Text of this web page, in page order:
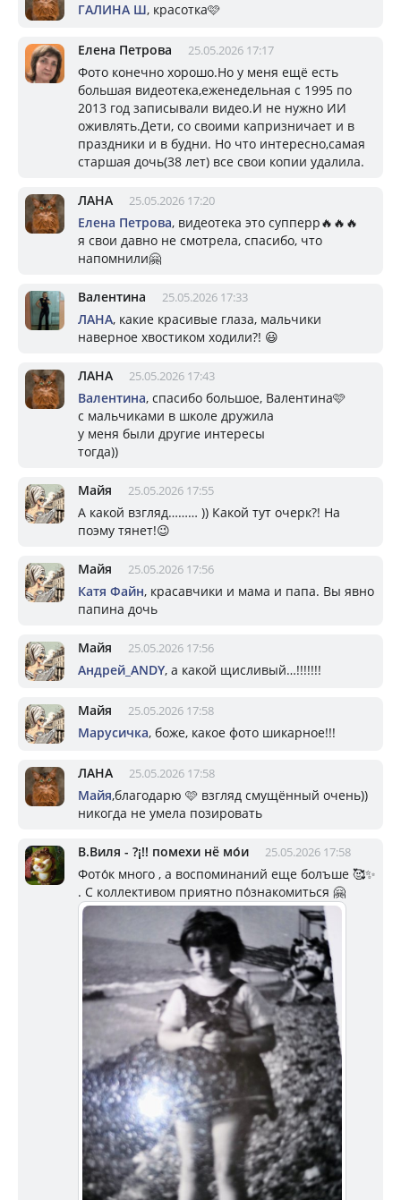
ГАЛИНА Ш, красотка🩷
Елена Петрова 25.05.2026 17:17
Фото конечно хорошо.Но у меня ещё есть
большая видеотека,еженедельная с 1995 по
2013 год записывали видео.И не нужно ИИ
оживлять.Дети, со своими капризничает и в
праздники и в будни. Но что интересно,самая
старшая дочь(38 лет) все свои копии удалила.
ЛАНА 25.05.2026 17:20
Елена Петрова, видеотека это супперр🔥🔥🔥
я свои давно не смотрела, спасибо, что
напомнили🤗
Валентина 25.05.2026 17:33
ЛАНА, какие красивые глаза, мальчики
наверное хвостиком ходили?! 😃
ЛАНА 25.05.2026 17:43
Валентина, спасибо большое, Валентина🩷
с мальчиками в школе дружила
у меня были другие интересы
тогда))
Майя 25.05.2026 17:55
А какой взгляд……… )) Какой тут очерк?! На
поэму тянет!😉
Майя 25.05.2026 17:56
Катя Файн, красавчики и мама и папа. Вы явно
папина дочь
Майя 25.05.2026 17:56
Андрей_ANDY, а какой щисливый…!!!!!!!
Майя 25.05.2026 17:58
Марусичка, боже, какое фото шикарное!!!
ЛАНА 25.05.2026 17:58
Майя,благодарю 🩷 взгляд смущённый очень))
никогда не умела позировать
В.Виля - ?¡!! помехи нё мо́и 25.05.2026 17:58
Фото́к много , а воспоминаний еще болъше 🥰✨
. С коллективом приятно по́знакомиться 🤗